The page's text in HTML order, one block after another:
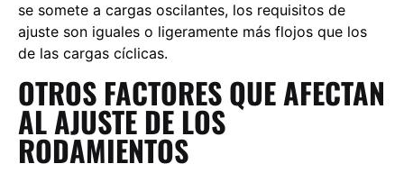
se somete a cargas oscilantes, los requisitos de
ajuste son iguales o ligeramente más flojos que los
de las cargas cíclicas.
OTROS FACTORES QUE AFECTAN
AL AJUSTE DE LOS
RODAMIENTOS